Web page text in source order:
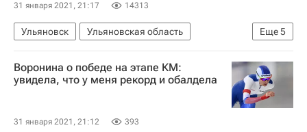
31 января 2021, 21:17 14313
Еще5
Ульяновск
Ульяновская область
Владимир Путин
Дмитрий Песков
Генеральная прокуратура РФ
Воронина о победе на этапе КМ:
увидела, что у меня рекорд и обалдела
31 января 2021, 21:12 393